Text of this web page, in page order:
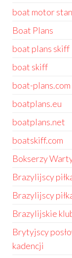
boat motor
Boat Plans
boat plans skiff
boat skiff
boat-plans.com
boatplans.eu
boatplans.net
boatskiff.com
Bokserzy
Brazylijscy
Brazylijscy
Brazylijskie
Brytyjscy
kadencji